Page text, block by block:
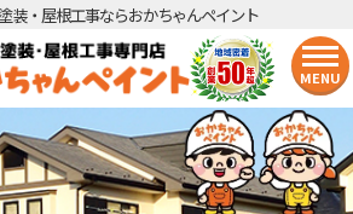
装・屋根工事ならおかちゃんペイント
MENU